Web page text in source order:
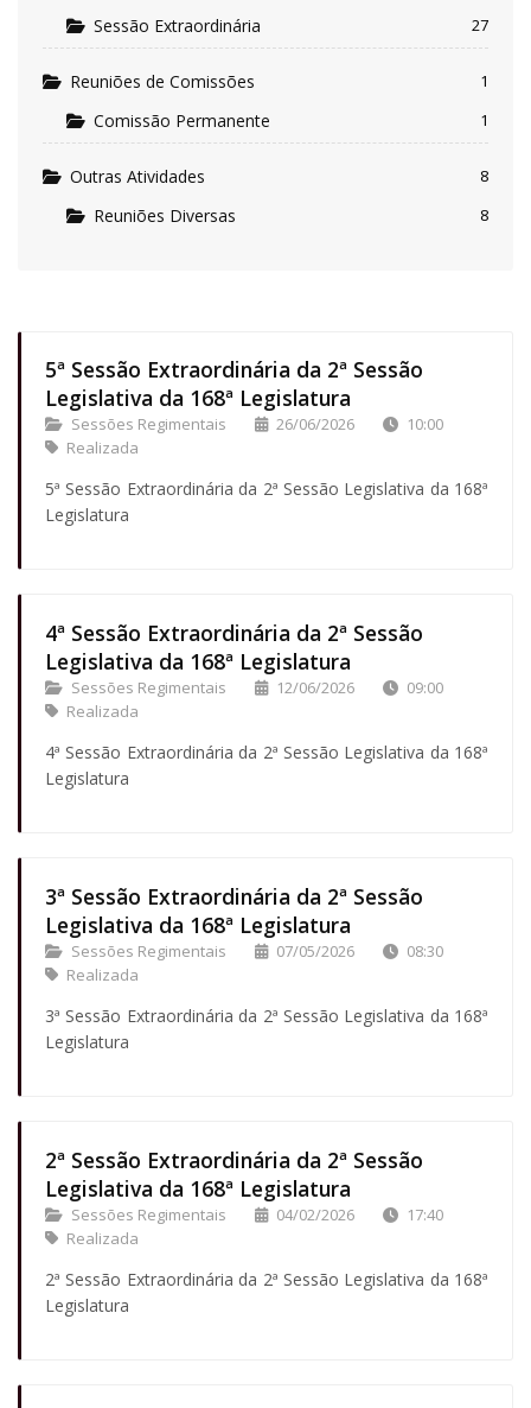
5ª Sessão Extraordinária da 2ª Sessão
Legislativa da 168ª Legislatura
Sessões Regimentais 26/06/2026
10:00
Realizada
5ª Sessão Extraordinária da 2ª Sessão Legislativa da 168ª
Legislatura
4ª Sessão Extraordinária da 2ª Sessão
Legislativa da 168ª Legislatura
Sessões Regimentais 12/06/2026
09:00
Realizada
4ª Sessão Extraordinária da 2ª Sessão Legislativa da 168ª
Legislatura
3ª Sessão Extraordinária da 2ª Sessão
Legislativa da 168ª Legislatura
Sessões Regimentais 07/05/2026
08:30
Realizada
3ª Sessão Extraordinária da 2ª Sessão Legislativa da 168ª
Legislatura
2ª Sessão Extraordinária da 2ª Sessão
Legislativa da 168ª Legislatura
Sessões Regimentais 04/02/2026
17:40
Realizada
2ª Sessão Extraordinária da 2ª Sessão Legislativa da 168ª
Legislatura
Sessão Extraordinária 27
Reuniões de Comissões 1
Comissão Permanente 1
Outras Atividades 8
Reuniões Diversas 8